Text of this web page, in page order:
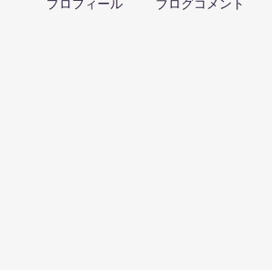
プロフィール ブログコメント